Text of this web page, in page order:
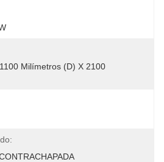
Milímetros (d) X 2100